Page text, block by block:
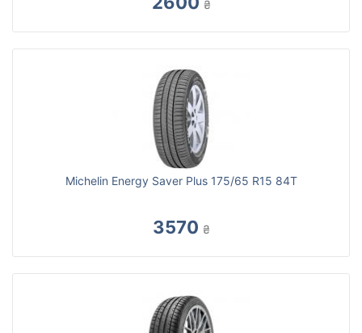
₴
Michelin Energy Saver Plus 175/65 R15 84T
3570 ₴